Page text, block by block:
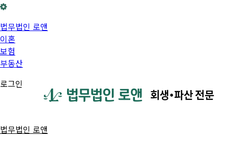
법무법인 로앤
이혼
보험
부동산
로그인
법무법인 로앤